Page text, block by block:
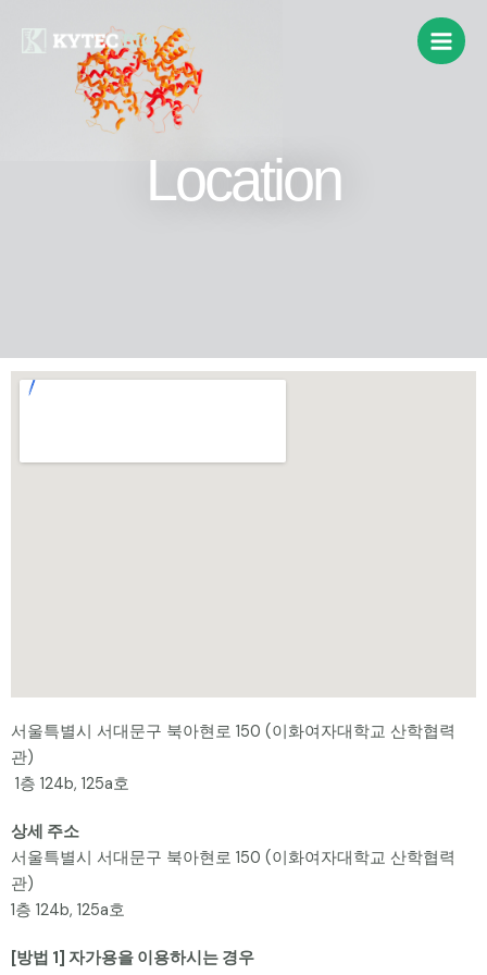
Location
서울특별시 서대문구 북아현로 150 (이화여자대학교 산학협력
관)
1층 124b, 125a호
상세 주소
서울특별시 서대문구 북아현로 150 (이화여자대학교 산학협력
관)
1층 124b, 125a호
[방법 1] 자가용을 이용하시는 경우